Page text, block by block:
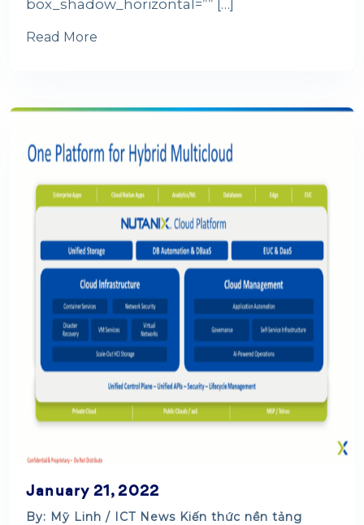
box_shadow_horizontal=”” […]
Read More
January 21, 2022
By: Mỹ Linh / ICT News Kiến thức nền tảng